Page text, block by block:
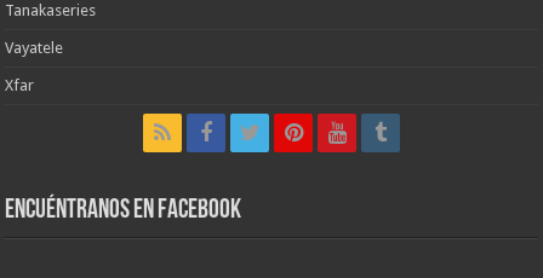
Tanakaseries
Vayatele
Xfar
Encuéntranos en Facebook